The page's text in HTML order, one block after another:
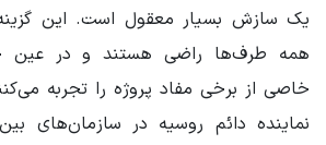
یک سازش بسیار معقول است. این
همه طرف‌ها راضی هستند و در عین
خاصی از برخی مفاد پروژه را تجربه
نماینده دائم روسیه در سازمان‌های